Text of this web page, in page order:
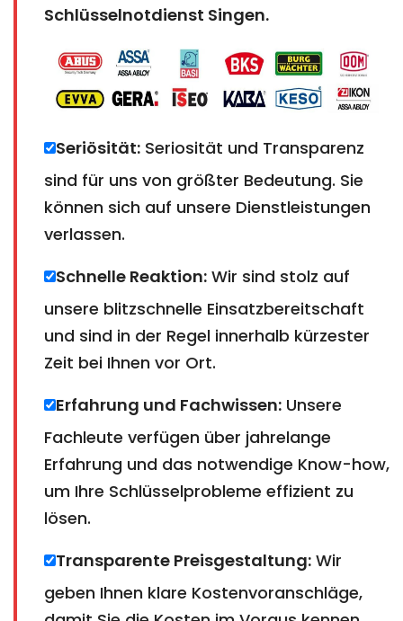
Schlüsselnotdienst Singen.
Seriösität: Seriosität und Transparenz
sind für uns von größter Bedeutung. Sie
können sich auf unsere Dienstleistungen
verlassen.
Schnelle Reaktion: Wir sind stolz auf
unsere blitzschnelle Einsatzbereitschaft
und sind in der Regel innerhalb kürzester
Zeit bei Ihnen vor Ort.
Erfahrung und Fachwissen: Unsere
Fachleute verfügen über jahrelange
Erfahrung und das notwendige Know-how,
um Ihre Schlüsselprobleme effizient zu
lösen.
Transparente Preisgestaltung: Wir
geben Ihnen klare Kostenvoranschläge,